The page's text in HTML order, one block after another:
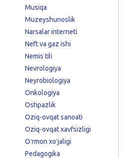
Musiqa
Muzeyshunoslik
Narsalar interneti
Neft va gaz ishi
Nemis tili
Nevrologiya
Neyrobiologiya
Onkologiya
Oshpazlik
Oziq-ovqat sanoati
Oziq-ovqat xavfsizligi
Oʻrmon xoʻjaligi
Pedagogika